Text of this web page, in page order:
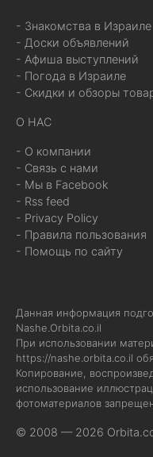
- Знакомства в Израиле
- Доски объявлений
- Афиша выступлений
- Погода в Израиле
- Скидки и обзоры
О НАС
- О компании
- Связь с нами
- Мы в Facebook
- Rss feed
- Privacy Policy
- Правила пользования
- Помощь по сайту
Данная информация
Nashe.Orbita.co.il
При использовании
https://nashe.orbita.co.il
Копирование,
использование
фотоматериалов
© 2008 — 2026